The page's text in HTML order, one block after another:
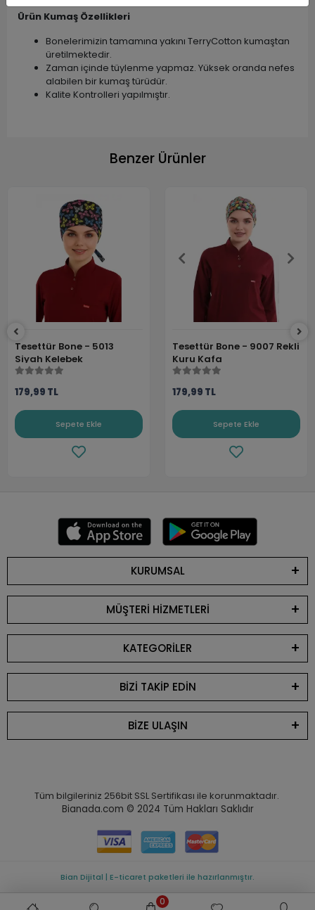
Ürün Kumaş Özellikleri
Bonelerimizin tamamına yakını TerryCotton kumaştan
üretilmektedir.
Zaman içinde tüylenme yapmaz. Yüksek oranda nefes
alabilen bir kumaş türüdür.
Kalite Kontrolleri yapılmıştır.
Benzer Ürünler
Tesettür Bone - 5013
Siyah Kelebek
179,99 TL
Sepete Ekle
Tesettür Bone - 9007 Rekli
Kuru Kafa
179,99 TL
Sepete Ekle
KURUMSAL
MÜŞTERİ HİZMETLERİ
KATEGORİLER
BİZİ TAKİP EDİN
BİZE ULAŞIN
Tüm bilgileriniz 256bit SSL Sertifikası ile korunmaktadır.
Bianada.com © 2024 Tüm Hakları Saklıdır
0
Bian Dijital | E-ticaret paketleri ile hazırlanmıştır.